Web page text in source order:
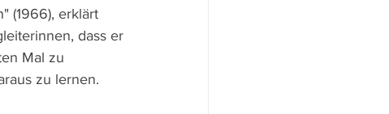
(1966), erklärt
dass er
Mal zu
zu lernen.